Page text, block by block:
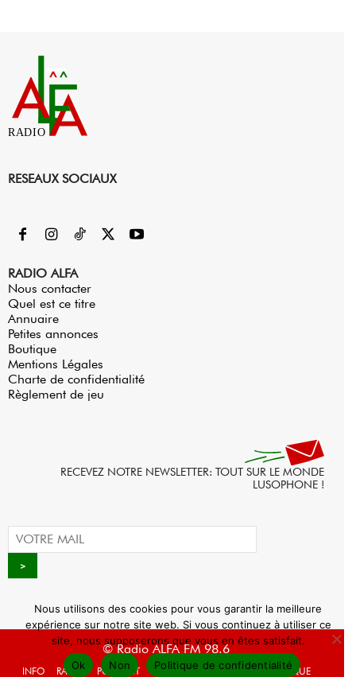
RADIO
RESEAUX SOCIAUX
RADIO ALFA
Nous contacter
Quel est ce titre
Annuaire
Petites annonces
Boutique
Mentions Légales
Charte de confidentialité
Règlement de jeu
RECEVEZ NOTRE NEWSLETTER: TOUT SUR LE MONDE
LUSOPHONE !
© Radio ALFA FM 98.6
INFO RADIO PODCAST AGENDA WEBRADIO BOUTIQUE
Nous utilisons des cookies pour vous garantir la meilleure
expérience sur notre site web. Si vous continuez à utiliser ce
site, nous supposerons que vous en êtes satisfait.
Ok
Non Politique de confidentialité